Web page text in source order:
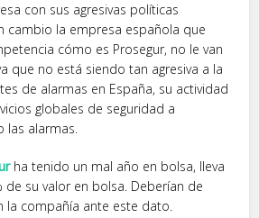
con sus agresivas políticas
cambio la empresa española que
cómo es Prosegur, no le van
que no está siendo tan agresiva a la
de alarmas en España, su actividad
globales de seguridad a
las alarmas.
ha tenido un mal año en bolsa, lleva
de su valor en bolsa. Deberían de
la compañía ante este dato.